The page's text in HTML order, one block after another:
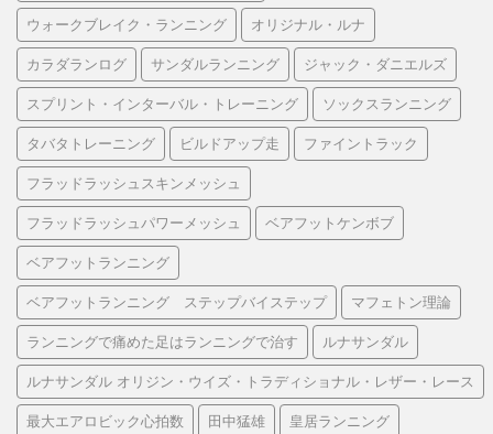
ウォークブレイク・ランニング オリジナル・ルナ
カラダランログ サンダルランニング ジャック・ダニエルズ
スプリント・インターバル・トレーニング ソックスランニング
タバタトレーニング ビルドアップ走 ファイントラック
フラッドラッシュスキンメッシュ
フラッドラッシュパワーメッシュ ベアフットケンボブ
ベアフットランニング
ベアフットランニング ステップバイステップ マフェトン理論
ランニングで痛めた足はランニングで治す ルナサンダル
ルナサンダル オリジン・ウイズ・トラディショナル・レザー・レース
最大エアロビック心拍数 田中猛雄 皇居ランニング